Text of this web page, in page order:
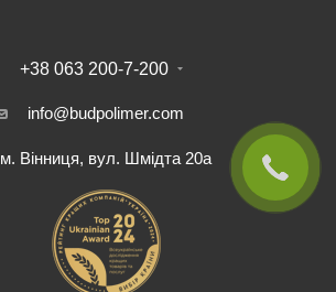
+38 063 200-7-200
info@budpolimer.com
м. Вінниця, вул. Шмідта 20а